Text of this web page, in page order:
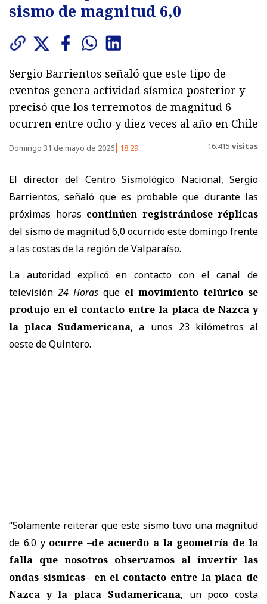
sismo de magnitud 6,0
Sergio Barrientos señaló que este tipo de
eventos genera actividad sísmica posterior y
precisó que los terremotos de magnitud 6
ocurren entre ocho y diez veces al año en Chile
Domingo 31 de mayo de 2026 18:29 16.415 visitas
El director del Centro Sismológico Nacional, Sergio
Barrientos, señaló que es probable que durante las
próximas horas continúen registrándose réplicas
del sismo de magnitud 6,0 ocurrido este domingo frente
a las costas de la región de Valparaíso.
La autoridad explicó en contacto con el canal de
televisión 24 Horas que el movimiento telúrico se
produjo en el contacto entre la placa de Nazca y
la placa Sudamericana, a unos 23 kilómetros al
oeste de Quintero.
“Solamente reiterar que este sismo tuvo una magnitud
de 6.0 y ocurre –de acuerdo a la geometría de la
falla que nosotros observamos al invertir las
ondas sísmicas– en el contacto entre la placa de
Nazca y la placa Sudamericana, un poco costa